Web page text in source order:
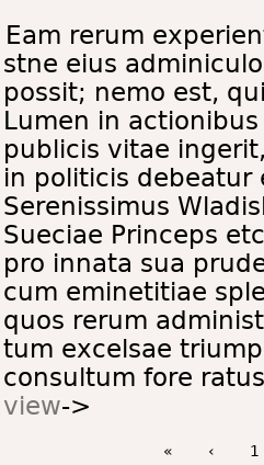
Eam rerum
stne eius
possit; nemo est,
Lumen in
publicis vitae
in politicis debeatur
Serenissimus
Sueciae Princeps
pro innata sua
cum eminetitiae
quos rerum
tum excelsae
consultum fore
view->
« ‹ 1